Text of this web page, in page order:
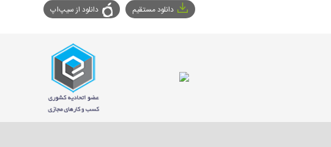
دانلود مستقیم دانلود از سیپ‌اپ